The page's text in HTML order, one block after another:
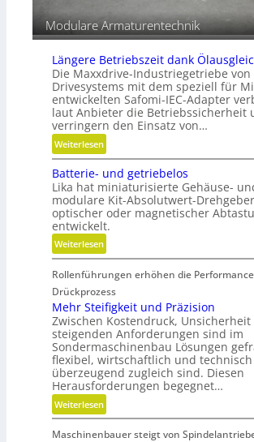
e
n
Modulare Armaturentechnik
Längere Betriebszeit dank
Die Maxxdrive-Industriegetriebe von
Drivesystems mit dem speziell für
entwickelten Safomi-IEC-Adapter
laut Anbieter die Betriebssicherheit
verringern den Einsatz von…
Weiterlesen:
L
ä
n
g
e
r
e
e
t
r
e
b
s
z
e
i
t
Batterie- und getriebelos
Lika hat miniaturisierte Gehäuse-
modulare Kit-Absolutwert-
optischer oder magnetischer
entwickelt.
Weiterlesen:
B
a
t
t
e
r
i
e
-
u
n
d
Rollenführungen erhöhen die
Drückprozess
Mehr Steifigkeit und Präzision
Zwischen Kostendruck,
steigenden Anforderungen sind im
Sondermaschinenbau Lösungen
flexibel, wirtschaftlich und technisch
überzeugend zugleich sind. Diesen
Herausforderungen begegnet…
Weiterlesen:
M
e
Maschinenbauer steigt von